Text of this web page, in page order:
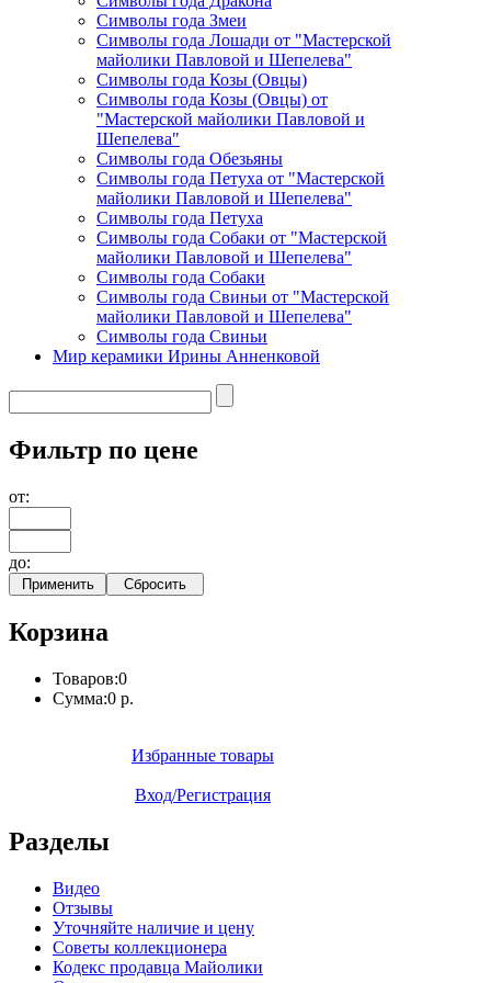
Символы года Змеи
Символы года Лошади от "Мастерской
майолики Павловой и Шепелева"
Символы года Козы (Овцы)
Символы года Козы (Овцы) от
"Мастерской майолики Павловой и
Шепелева"
Символы года Обезьяны
Символы года Петуха от "Мастерской
майолики Павловой и Шепелева"
Символы года Петуха
Символы года Собаки от "Мастерской
майолики Павловой и Шепелева"
Символы года Собаки
Символы года Свиньи от "Мастерской
майолики Павловой и Шепелева"
Символы года Свиньи
Мир керамики Ирины Анненковой
Фильтр по цене
от:
до:
Корзина
Товаров:0
Сумма:0 р.
Избранные товары
Вход/Регистрация
Разделы
Видео
Отзывы
Уточняйте наличие и цену
Советы коллекционера
Кодекс продавца Майолики